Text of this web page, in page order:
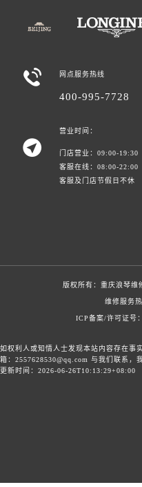
 网点服务热线
400-995-7728

营业时间：
门店营业：09:00-19:30
客服在线：08:00-22:00
客服及门店节假日不休
版权所有： 重庆浪琴维
维修服务热
ICP备案/许可证号
如权利人或知情人士发现本站内容存在事
箱：2557628530@qq.com 与我们联系，
更新时间：2026-06-26T10:13:29+08:00